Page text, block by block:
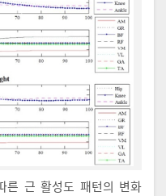
른 근 활성도 패턴의 변화